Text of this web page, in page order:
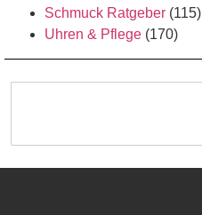
Schmuck Ratgeber (115)
Uhren & Pflege (170)